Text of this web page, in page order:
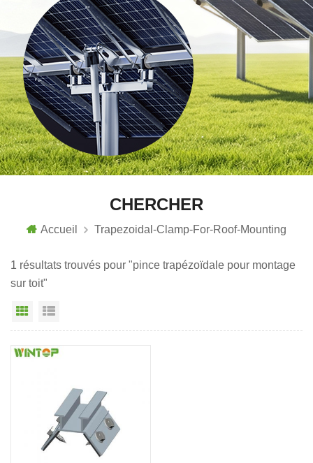
CHERCHER
Accueil Trapezoidal-Clamp-For-Roof-Mounting
1 résultats trouvés pour "pince trapézoïdale pour montage
sur toit"
Vue grille